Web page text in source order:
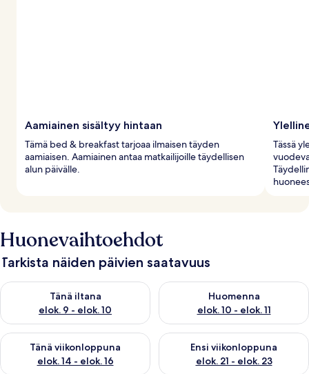
Aamiainen sisältyy hintaan
Tämä bed & breakfast tarjoaa ilmaisen täyden
aamiaisen. Aamiainen antaa matkailijoille täydellisen
alun päivälle.
Tässä
Huonevaihtoehdot
Tarkista näiden päivien saatavuus
Tänä iltana
elok. 9 - elok. 10
Tarkista tämän illan saatavuus elok. 9 - elok. 10
Huomenna
elok. 10 - elok. 11
Tarkista huomisen saatavuus
Tänä viikonloppuna
elok. 14 - elok. 16
Tarkista tämän viikonlopun saatavuus elok. 14 - elok. 16
Ensi viikonloppuna
elok. 21 - elok. 23
Tarkista ensi viikonlopun